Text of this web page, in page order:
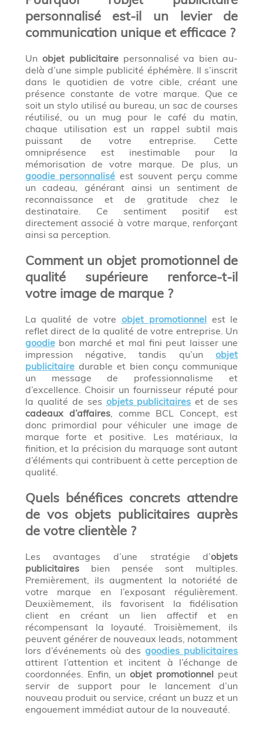
personnalisé est-il un levier de
communication unique et efficace ?
Un objet publicitairepersonnalisé va bien au-
delà d’une simple publicité éphémère. Il s’inscrit
dans le quotidien de votre cible, créant une
présence constante de votre marque. Que ce
soit un stylo utilisé au bureau, un sac de courses
réutilisé, ou un mug pour le café du matin,
chaque utilisation est un rappel subtil mais
puissant de votre entreprise. Cette
omniprésence est inestimable pour la
mémorisation de votre marque. De plus, un
goodie personnalisé est souvent perçu comme
un cadeau, générant ainsi un sentiment de
reconnaissance et de gratitude chez le
destinataire. Ce sentiment positif est
directement associé à votre marque, renforçant
ainsi sa perception.
Comment un objet promotionnel de
qualité supérieure renforce-t-il
votre image de marque ?
La qualité de votre objet promotionnelest le
reflet direct de la qualité de votre entreprise. Un
goodiebon marché et mal fini peut laisser une
impression négative, tandis qu’unobjet
publicitairedurable et bien conçu communique
un message de professionnalisme et
d’excellence. Choisir un fournisseur réputé pour
la qualité de ses objets publicitaires et de ses
cadeaux d’affaires, comme BCL Concept, est
donc primordial pour véhiculer une image de
marque forte et positive. Les matériaux, la
finition, et la précision du marquage sont autant
d’éléments qui contribuent à cette perception de
qualité.
Quels bénéfices concrets attendre
de vos objets publicitaires auprès
de votre clientèle ?
Les avantages d’une stratégie d’objets
publicitairesbien pensée sont multiples.
Premièrement, ils augmentent la notoriété de
votre marque en l’exposant régulièrement.
Deuxièmement, ils favorisent la fidélisation
client en créant un lien affectif et en
récompensant la loyauté. Troisièmement, ils
peuvent générer de nouveaux leads, notamment
lors d’événements où desgoodies publicitaires
attirent l’attention et incitent à l’échange de
coordonnées. Enfin, unobjet promotionnel peut
servir de support pour le lancement d’un
nouveau produit ou service, créant un buzz et un
engouement immédiat autour de la nouveauté.